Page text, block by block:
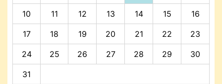
10 11 12 13 14 15 16
17 18 19 20 21 22 23
24 25 26 27 28 29 30
31